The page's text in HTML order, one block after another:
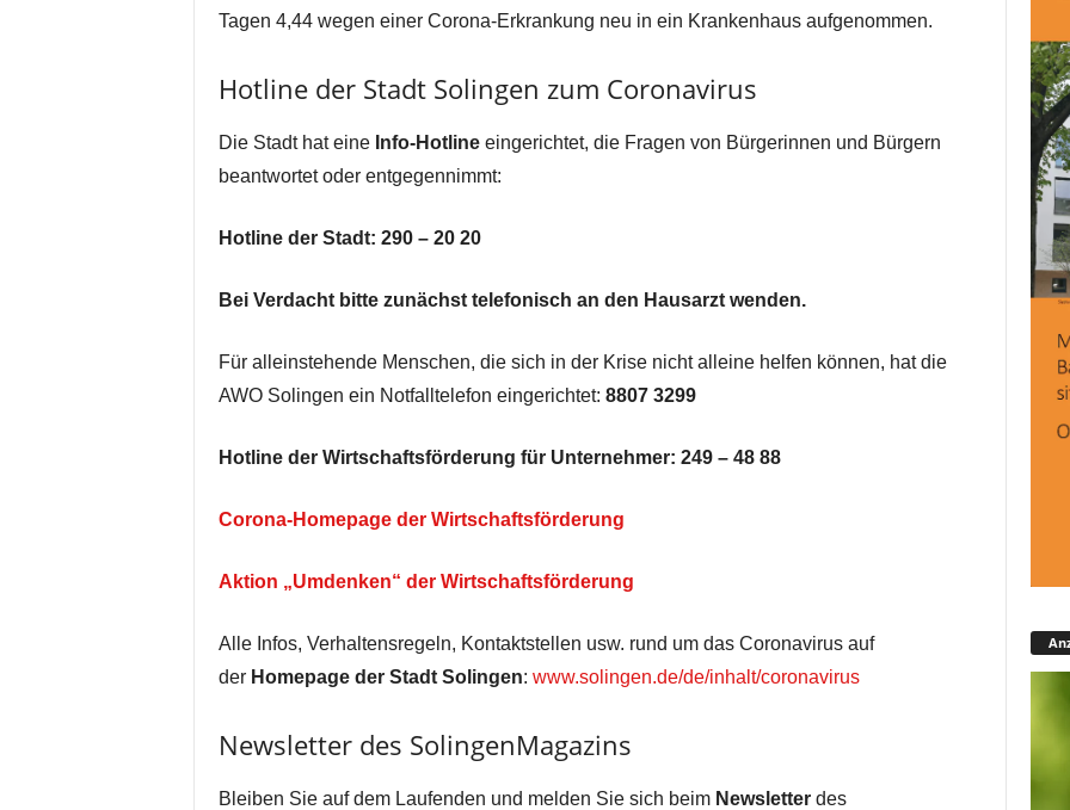
Tagen 4,44 wegen einer Corona-Erkrankung neu in ein Krankenhaus aufgenommen.
Hotline der Stadt Solingen zum Coronavirus
Die Stadt hat eine Info-Hotlineeingerichtet, die Fragen von Bürgerinnen und Bürgern
beantwortet oder entgegennimmt:
Hotline der Stadt: 290 – 20 20
Bei Verdacht bitte zunächst telefonisch an den Hausarzt wenden.
Für alleinstehende Menschen, die sich in der Krise nicht alleine helfen können, hat die
AWO Solingen ein Notfalltelefon eingerichtet: 8807 3299
Hotline der Wirtschaftsförderung für Unternehmer: 249 – 48 88
Corona-Homepage der Wirtschaftsförderung
Aktion „Umdenken“ der Wirtschaftsförderung
Alle Infos, Verhaltensregeln, Kontaktstellen usw. rund um das Coronavirus auf
der Homepage der Stadt Solingen: www.solingen.de/de/inhalt/coronavirus
Newsletter des SolingenMagazins
Bleiben Sie auf dem Laufenden und melden Sie sich beim Newsletterdes